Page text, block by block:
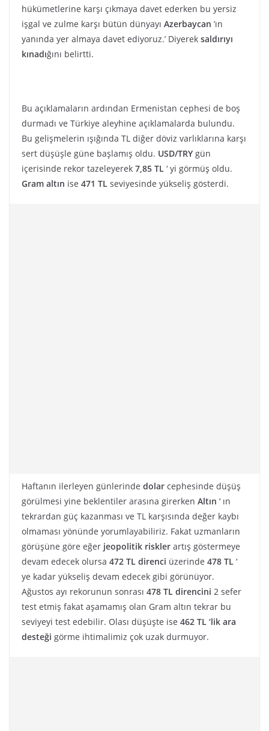
hükümetlerine karşı çıkmaya davet ederken bu yersiz
işgal ve zulme karşı bütün dünyayı Azerbaycan ’ın
yanında yer almaya davet ediyoruz.’ Diyerek saldırıyı
kınadığını belirtti.
Bu açıklamaların ardından Ermenistan cephesi de boş
durmadı ve Türkiye aleyhine açıklamalarda bulundu.
Bu gelişmelerin ışığında TL diğer döviz varlıklarına karşı
sert düşüşle güne başlamış oldu. USD/TRY gün
içerisinde rekor tazeleyerek 7,85 TL ‘ yi görmüş oldu.
Gram altın ise 471 TL seviyesinde yükseliş gösterdi.
Haftanın ilerleyen günlerinde dolar cephesinde düşüş
görülmesi yine beklentiler arasına girerken Altın ‘ ın
tekrardan güç kazanması ve TL karşısında değer kaybı
olmaması yönünde yorumlayabiliriz. Fakat uzmanların
görüşüne göre eğer jeopolitik riskler artış göstermeye
devam edecek olursa 472 TL direnci üzerinde 478 TL ‘
ye kadar yükseliş devam edecek gibi görünüyor.
Ağustos ayı rekorunun sonrası 478 TL direncini 2 sefer
test etmiş fakat aşamamış olan Gram altın tekrar bu
seviyeyi test edebilir. Olası düşüşte ise 462 TL ‘lik ara
desteği görme ihtimalimiz çok uzak durmuyor.